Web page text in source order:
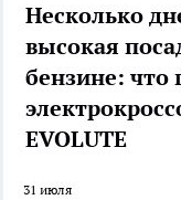
Несколько
высокая
бензине: что
EVOLUTE
31 июля